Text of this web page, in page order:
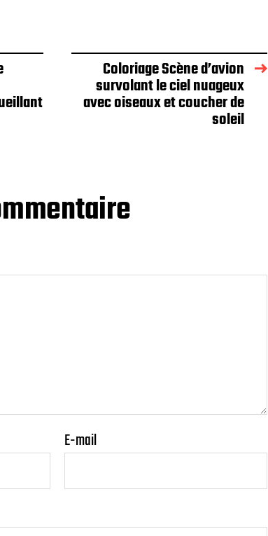
Coloriage Scène d’avion
survolant le ciel nuageux
avec oiseaux et coucher de
soleil
E-mail